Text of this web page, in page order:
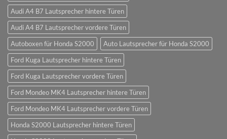
Audi A4 B7 Lautsprecher hintere Türen
Audi A4 B7 Lautsprecher vordere Türen
Autoboxen für Honda S2000
Auto Lautsprecher für Honda S2000
Ford Kuga Lautsprecher hintere Türen
Ford Kuga Lautsprecher vordere Türen
Ford Mondeo MK4 Lautsprecher hintere Türen
Ford Mondeo MK4 Lautsprecher vordere Türen
Honda S2000 Lautsprecher hintere Türen